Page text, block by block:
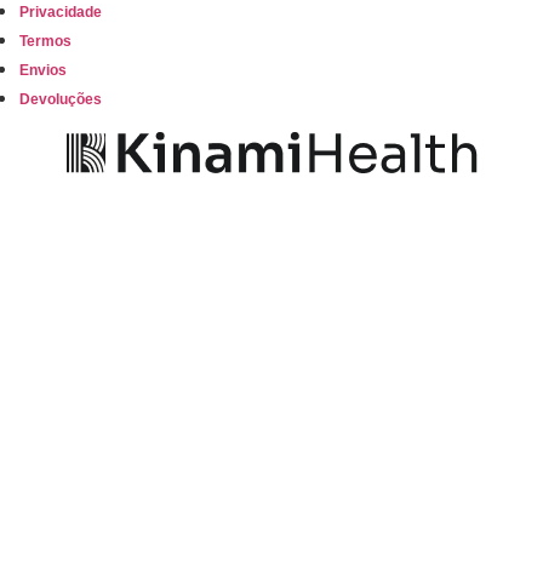
Privacidade
Termos
Envios
Devoluções